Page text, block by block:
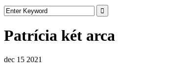
Patrícia két arca
dec 15 2021